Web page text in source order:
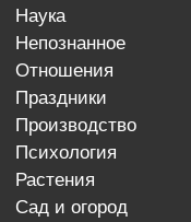
наука
непознанное
отношения
праздники
производство
психология
растения
сад и огород